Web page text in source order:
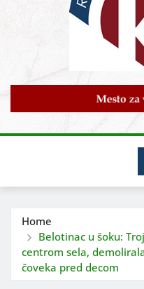
Home
Belotinac u šoku:
centrom sela,
čoveka pred decom